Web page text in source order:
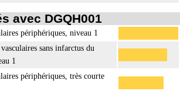
avec DGQH001
périphériques, niveau 1
sans infarctus du
1
périphériques, très courte